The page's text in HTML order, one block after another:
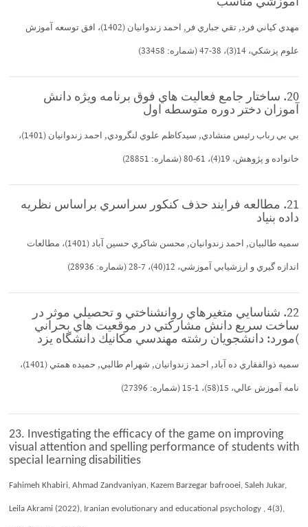
مهدي كياني فرد, تقي جباري فر, احمد زندوانيان (1402)، افق توسعه آموزش
علوم پزشكي، 14(3)، 38-47 (شماره: 33458)
20. ساختار جامع فعاليت هاي فوق برنامه ويژه دانش
آموزان دختر دوره متوسطه اول
بي بي رباب رئيس منشادي, سيدكاظم علوي لنگرودي, احمد زندوانيان (1401)،
خانواده و پژوهش، 19(4)، 61-80 (شماره: 28851)
21. مطالعه فرايند حذف كنكور سراسري براساس نظريه
داده بنياد
سميه طالبيان, احمد زندوانيان, محسن شاكري حسين آباد (1401)، مطالعات
اندازه گيري و ارزشيابي آموزشي، 12(40)، 7-28 (شماره: 28936)
22. شناسايي متغيرهاي روانشناختي و تحصيلي موثر در
ساخت سريع دانش مشاركتي در موقعيت هاي بحراني
)مورد: دانشجويان رشته مهندسي مكانيك دانشگاه يزد
سميه ذوالفقاري ده آباد, احمد زندوانيان, شهرام طالبي, حميده همتي (1401)،
نامه آموزش عالي، 15(58)، 1-15 (شماره: 27396)
23. Investigating the efficacy of the game on improving
visual attention and spelling performance of students with
special learning disabilities
Fahimeh Khabiri, Ahmad Zandvaniyan, Kazem Barzegar bafrooei, Saleh Jukar,
Leila Akrami (2022), Iranian evolutionary and educational psychology , 4(3),